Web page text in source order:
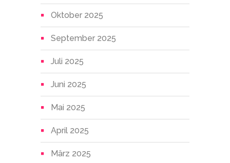
Oktober 2025
September 2025
Juli 2025
Juni 2025
Mai 2025
April 2025
März 2025